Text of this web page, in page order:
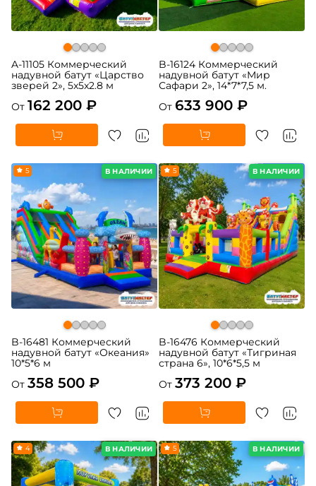
A-11105 Коммерческий
надувной батут «Царство
зверей 2», 5x5x2.8 м
От 162 200 ₽
B-16124 Коммерческий
надувной батут «Мир
Сафари 2», 14*7*7,5 м.
От 633 900 ₽
В НАЛИЧИИ
5
B-16481 Коммерческий
надувной батут «Океания»
10*5*6 м
От 358 500 ₽
В НАЛИЧИИ
5
B-16476 Коммерческий
надувной батут «Тигриная
страна 6», 10*6*5,5 м
От 373 200 ₽
В НАЛИЧИИ
4 В НАЛИЧИИ
5